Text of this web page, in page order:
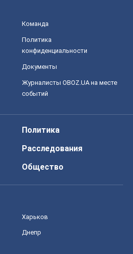
Команда
Политика
конфиденциальности
Документы
Журналисты OBOZ.UA на месте
событий
Политика
Расследования
Общество
Харьков
Днепр